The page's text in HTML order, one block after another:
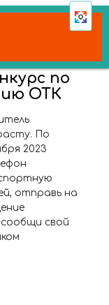
по
ОТК
По
2023
отправь на
сообщи свой